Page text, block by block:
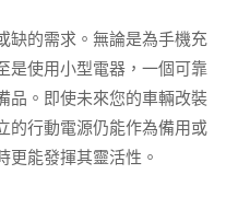
缺的需求。無論是為手機充
是使用小型電器，一個可靠
品。即使未來您的車輛改裝
的行動電源仍能作為備用或
更能發揮其靈活性。